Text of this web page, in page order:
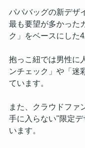
パパバッグの新デザ
最も要望が多かった
ク」をベースにした4
抱っこ紐では男性に
ンチェック」や「迷
ています。
また、クラウドファ
手に入らない"限定
います。